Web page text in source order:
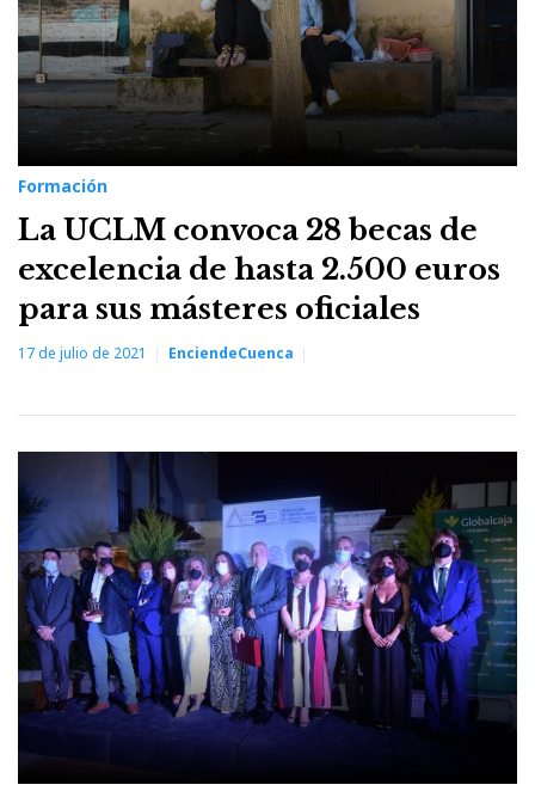
Formación
La UCLM convoca 28 becas de
excelencia de hasta 2.500 euros
para sus másteres oficiales
17 de julio de 2021 EnciendeCuenca